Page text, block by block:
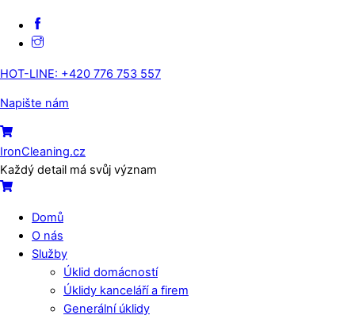
Skip
Instagram
HOT-LINE: +420 776 753 557
Napište nám
Menu
Cart
IronCleaning.cz
Každý detail má svůj význam
Cart
Domů
O nás
Služby
Úklid domácností
Úklidy kanceláří a firem
Generální úklidy